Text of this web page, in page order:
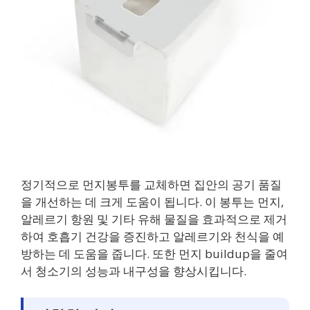
정기적으로 먼지봉투를 교체하면 집안의 공기 품질
을 개선하는 데 크게 도움이 됩니다. 이 봉투는 먼지,
알레르기 항원 및 기타 유해 물질을 효과적으로 제거
하여 호흡기 건강을 증진하고 알레르기와 천식을 예
방하는 데 도움을 줍니다. 또한 먼지 buildup을 줄여
서 청소기의 성능과 내구성을 향상시킵니다.